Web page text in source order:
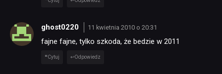
ghost0220 11 kwietnia 2010 o 20:31
fajne fajne, tylko szkoda, że bedzie w 2011
Cytuj Odpowiedz